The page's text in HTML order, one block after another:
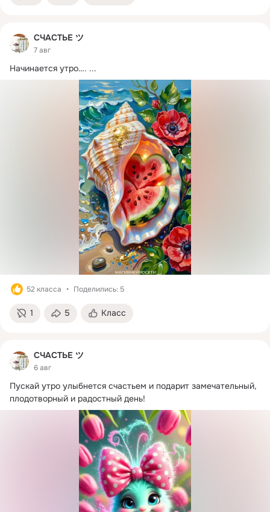
СЧАСТЬЕ ツ
7 авг
Начинается утро…. ...
52 класса Поделились: 5
1 5 Класс
СЧАСТЬЕ ツ
6 авг
Пускай утро улыбнется счастьем и подарит замечательный,
плодотворный и радостный день!